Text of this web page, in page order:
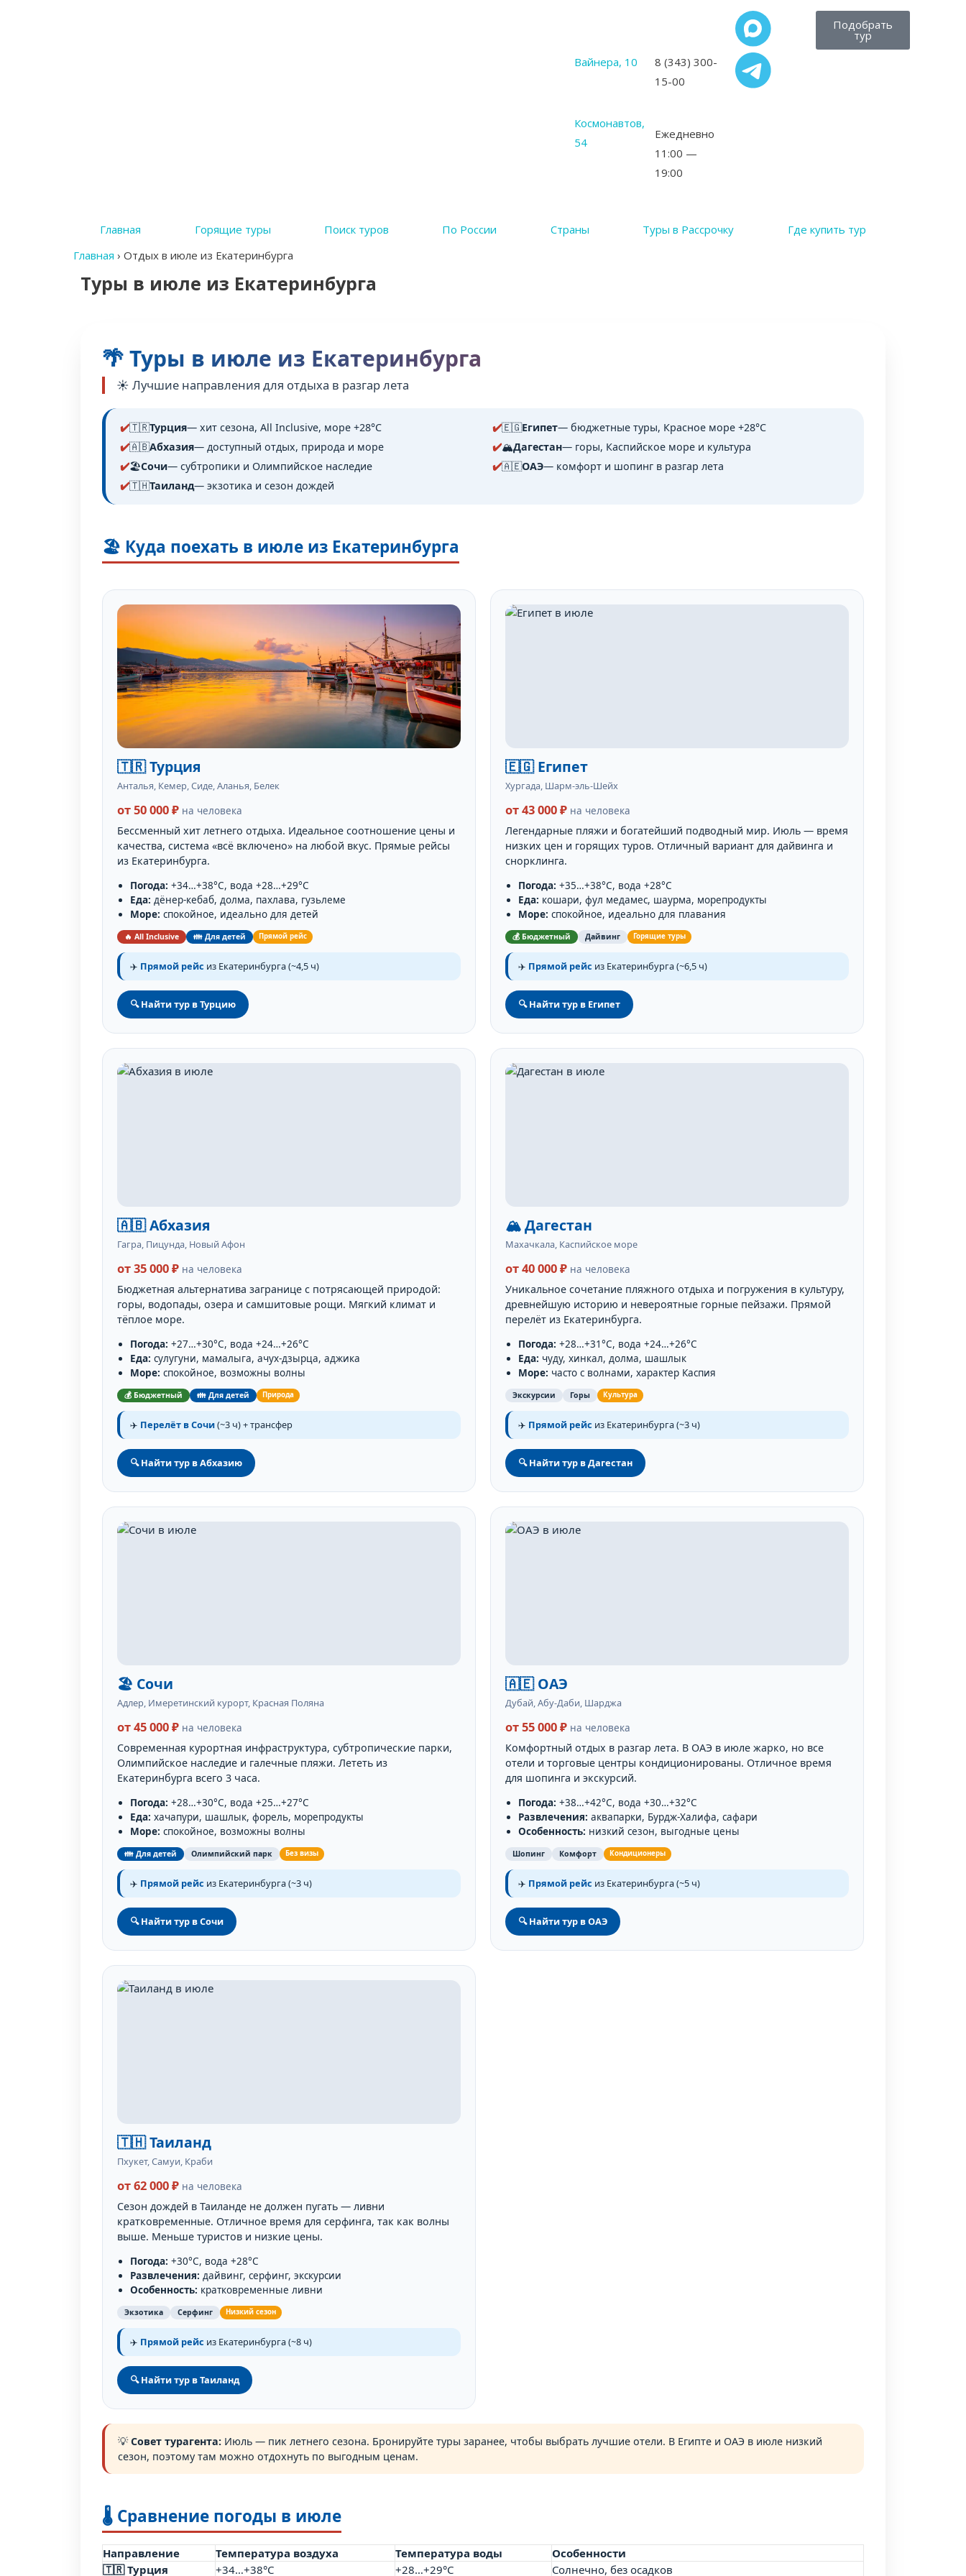
Вайнера, 10
Космонавтов,
54
8 (343) 300-
15-00
Ежедневно
11:00 —
19:00
Подобрать
тур
Главная Горящие туры Поиск туров По России Страны Туры в Рассрочку
Где купить тур
Главная › Отдых в июле из Екатеринбурга
Туры в июле из Екатеринбурга
🌴 Туры в июле из Екатеринбурга
☀️ Лучшие направления для отдыха в разгар лета
🇹🇷Турция— хит сезона, All Inclusive, море +28°C 🇪🇬Египет— бюджетные туры, Красное море +28°C
🇦🇧Абхазия— доступный отдых, природа и море 🏔️Дагестан— горы, Каспийское море и культура
🏖️Сочи— субтропики и Олимпийское наследие 🇦🇪ОАЭ— комфорт и шопинг в разгар лета
🇹🇭Таиланд— экзотика и сезон дождей
🏖️ Куда поехать в июле из Екатеринбурга
🇹🇷 Турция
Анталья, Кемер, Сиде, Аланья, Белек
от 50 000 ₽ на человека
Бессменный хит летнего отдыха. Идеальное соотношение цены и
качества, система «всё включено» на любой вкус. Прямые рейсы
из Екатеринбурга.
Погода: +34…+38°C, вода +28…+29°C
Еда: дёнер-кебаб, долма, пахлава, гузьлеме
Море: спокойное, идеально для детей
🔥 All Inclusive 👪 Для детей Прямой рейс
✈️ Прямой рейс из Екатеринбурга (~4,5 ч)
🔍 Найти тур в Турцию
🇪🇬 Египет
Хургада, Шарм-эль-Шейх
от 43 000 ₽ на человека
Легендарные пляжи и богатейший подводный мир. Июль — время
низких цен и горящих туров. Отличный вариант для дайвинга и
снорклинга.
Погода: +35…+38°C, вода +28°C
Еда: кошари, фул медамес, шаурма, морепродукты
Море: спокойное, идеально для плавания
💰 Бюджетный Дайвинг Горящие туры
✈️ Прямой рейс из Екатеринбурга (~6,5 ч)
🔍 Найти тур в Египет
🇦🇧 Абхазия
Гагра, Пицунда, Новый Афон
от 35 000 ₽ на человека
Бюджетная альтернатива загранице с потрясающей природой:
горы, водопады, озера и самшитовые рощи. Мягкий климат и
тёплое море.
Погода: +27…+30°C, вода +24…+26°C
Еда: сулугуни, мамалыга, ачух-дзырца, аджика
Море: спокойное, возможны волны
💰 Бюджетный 👪 Для детей Природа
✈️ Перелёт в Сочи(~3 ч) + трансфер
🔍 Найти тур в Абхазию
🏔️ Дагестан
Махачкала, Каспийское море
от 40 000 ₽ на человека
Уникальное сочетание пляжного отдыха и погружения в культуру,
древнейшую историю и невероятные горные пейзажи. Прямой
перелёт из Екатеринбурга.
Погода: +28…+31°C, вода +24…+26°C
Еда: чуду, хинкал, долма, шашлык
Море: часто с волнами, характер Каспия
Экскурсии Горы Культура
✈️ Прямой рейс из Екатеринбурга (~3 ч)
🔍 Найти тур в Дагестан
🏖️ Сочи
Адлер, Имеретинский курорт, Красная Поляна
от 45 000 ₽ на человека
Современная курортная инфраструктура, субтропические парки,
Олимпийское наследие и галечные пляжи. Лететь из
Екатеринбурга всего 3 часа.
Погода: +28…+30°C, вода +25…+27°C
Еда: хачапури, шашлык, форель, морепродукты
Море: спокойное, возможны волны
👪 Для детей Олимпийский парк Без визы
✈️ Прямой рейс из Екатеринбурга (~3 ч)
🔍 Найти тур в Сочи
🇦🇪 ОАЭ
Дубай, Абу-Даби, Шарджа
от 55 000 ₽ на человека
Комфортный отдых в разгар лета. В ОАЭ в июле жарко, но все
отели и торговые центры кондиционированы. Отличное время
для шопинга и экскурсий.
Погода: +38…+42°C, вода +30…+32°C
Развлечения: аквапарки, Бурдж-Халифа, сафари
Особенность: низкий сезон, выгодные цены
Шопинг Комфорт Кондиционеры
✈️ Прямой рейс из Екатеринбурга (~5 ч)
🔍 Найти тур в ОАЭ
🇹🇭 Таиланд
Пхукет, Самуи, Краби
от 62 000 ₽ на человека
Сезон дождей в Таиланде не должен пугать — ливни
кратковременные. Отличное время для серфинга, так как волны
выше. Меньше туристов и низкие цены.
Погода: +30°C, вода +28°C
Развлечения: дайвинг, серфинг, экскурсии
Особенность: кратковременные ливни
Экзотика Серфинг Низкий сезон
✈️ Прямой рейс из Екатеринбурга (~8 ч)
🔍 Найти тур в Таиланд
💡Совет турагента: Июль — пик летнего сезона. Бронируйте туры заранее, чтобы выбрать лучшие отели. В Египте и ОАЭ в июле низкий
сезон, поэтому там можно отдохнуть по выгодным ценам.
🌡️ Сравнение погоды в июле
Направление Температура воздуха Температура воды
Особенности
🇹🇷 Турция
+34…+38°C +28…+29°C Солнечно, без осадков